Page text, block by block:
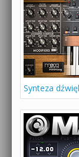
Synteza